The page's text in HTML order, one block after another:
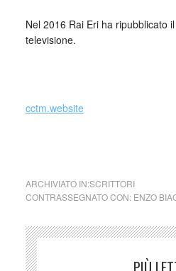
Nel 2016 Rai Eri ha ripubblicato
televisione.
cctm.website
ARCHIVIATO IN:SCRITTORI
CONTRASSEGNATO CON: ENZO